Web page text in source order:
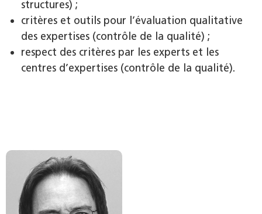
structures) ;
critères et outils pour l’évaluation qualitative
des expertises (contrôle de la qualité) ;
respect des critères par les experts et les
centres d’expertises (contrôle de la qualité).